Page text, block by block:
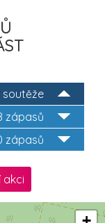
soutěže
zápasů
zápasů
akci